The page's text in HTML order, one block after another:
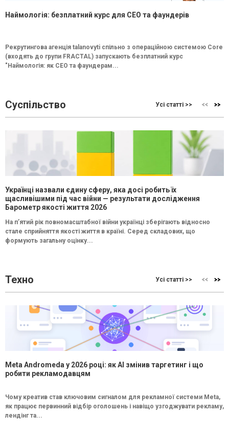
Наймологія: безплатний курс для CEO та фаундерів
Рекрутингова агенція talanovyti спільно з операційною системою Core
(входять до групи FRACTAL) запускають безплатний курс
"Наймологія: як СEO та фаундерам...
Суспільство Усі статті >>
Українці назвали єдину сферу, яка досі робить їх
щасливішими під час війни — результати дослідження
Барометр якості життя 2026
На п’ятий рік повномасштабної війни українці зберігають відносно
стале сприйняття якості життя в країні. Серед складових, що
формують загальну оцінку...
Техно Усі статті >>
Meta Andromeda у 2026 році: як AI змінив таргетинг і що
робити рекламодавцям
Чому креатив став ключовим сигналом для рекламної системи Meta,
як працює первинний відбір оголошень і навіщо узгоджувати рекламу,
лендінг та...